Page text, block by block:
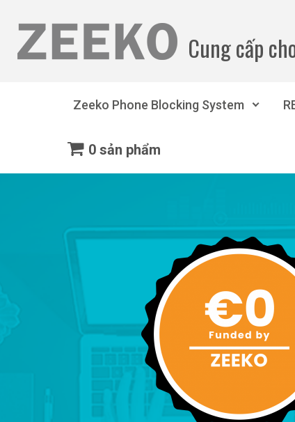
Cung cấp
Zeeko Phone Blocking System
0 sản phẩm